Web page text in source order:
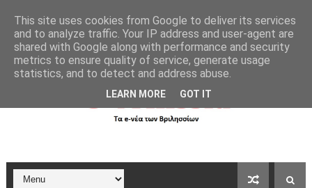
This site uses cookies from Google to deliver its services
and to analyze traffic. Your IP address and user-agent are
shared with Google along with performance and security
metrics to ensure quality of service, generate usage
statistics, and to detect and address abuse.
LEARN MORE GOT IT